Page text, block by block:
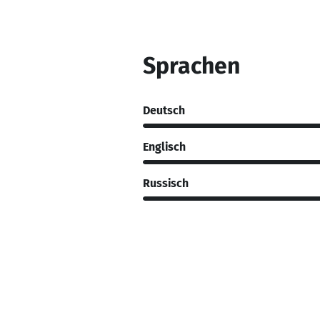
Sprachen
Deutsch
Englisch
Russisch